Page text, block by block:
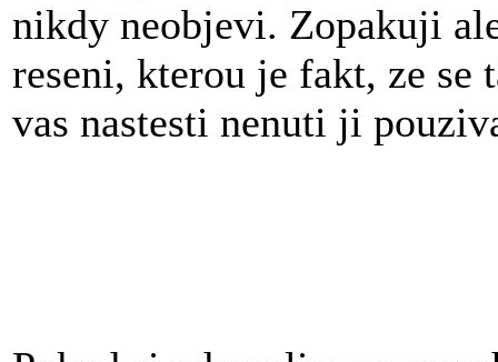
nikdy neobjevi. Zopakuji
reseni, kterou je fakt, ze se
vas nastesti nenuti ji